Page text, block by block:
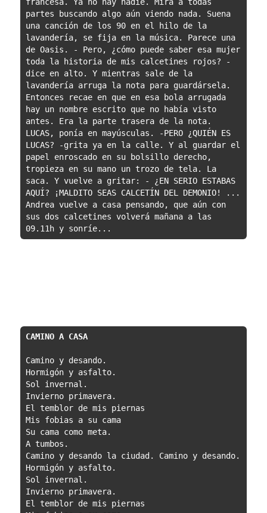
francesa. Ya no hay nadie. Mira a todas
partes buscando algo aún viendo nada. Suena
una canción de los 90 en el hilo de la
lavandería, se fija en la música. Parece una
de Oasis. - Pero, ¿cómo puede saber esa mujer
toda la historia de mis calcetines rojos? -
dice en alto. Y mientras sale de la
lavandería arruga la nota para guardársela.
Entonces recae en que en esa bola arrugada
hay un nombre escrito que no había visto
antes. Era la parte trasera de la nota.
LUCAS, ponía en mayúsculas. -PERO ¿QUIÉN ES
LUCAS? -grita ya en la calle. Y al guardar el
papel enroscado en su bolsillo derecho,
tropieza en su mano un trozo de tela. La
saca. Y vuelve a gritar: - ¿EN SERIO ESTABAS
AQUÍ? ¡MALDITO SEAS CALCETÍN DEL DEMONIO! ...
Andrea vuelve a casa pensando, que aún con
sus dos calcetines volverá mañana a las
09.11h y sonríe...
CAMINO A CASA
Camino y desando.
Hormigón y asfalto.
Sol invernal.
Invierno primavera.
El temblor de mis piernas
Mis fobias a su cama
Su cama como meta.
A tumbos.
Camino y desando la ciudad. Camino y desando.
Hormigón y asfalto.
Sol invernal.
Invierno primavera.
El temblor de mis piernas